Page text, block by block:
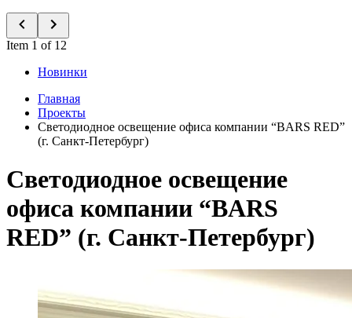
Item 1 of 12
Новинки
Главная
Проекты
Светодиодное освещение офиса компании “BARS RED”
(г. Санкт-Петербург)
Светодиодное освещение
офиса компании “BARS
RED” (г. Санкт-Петербург)